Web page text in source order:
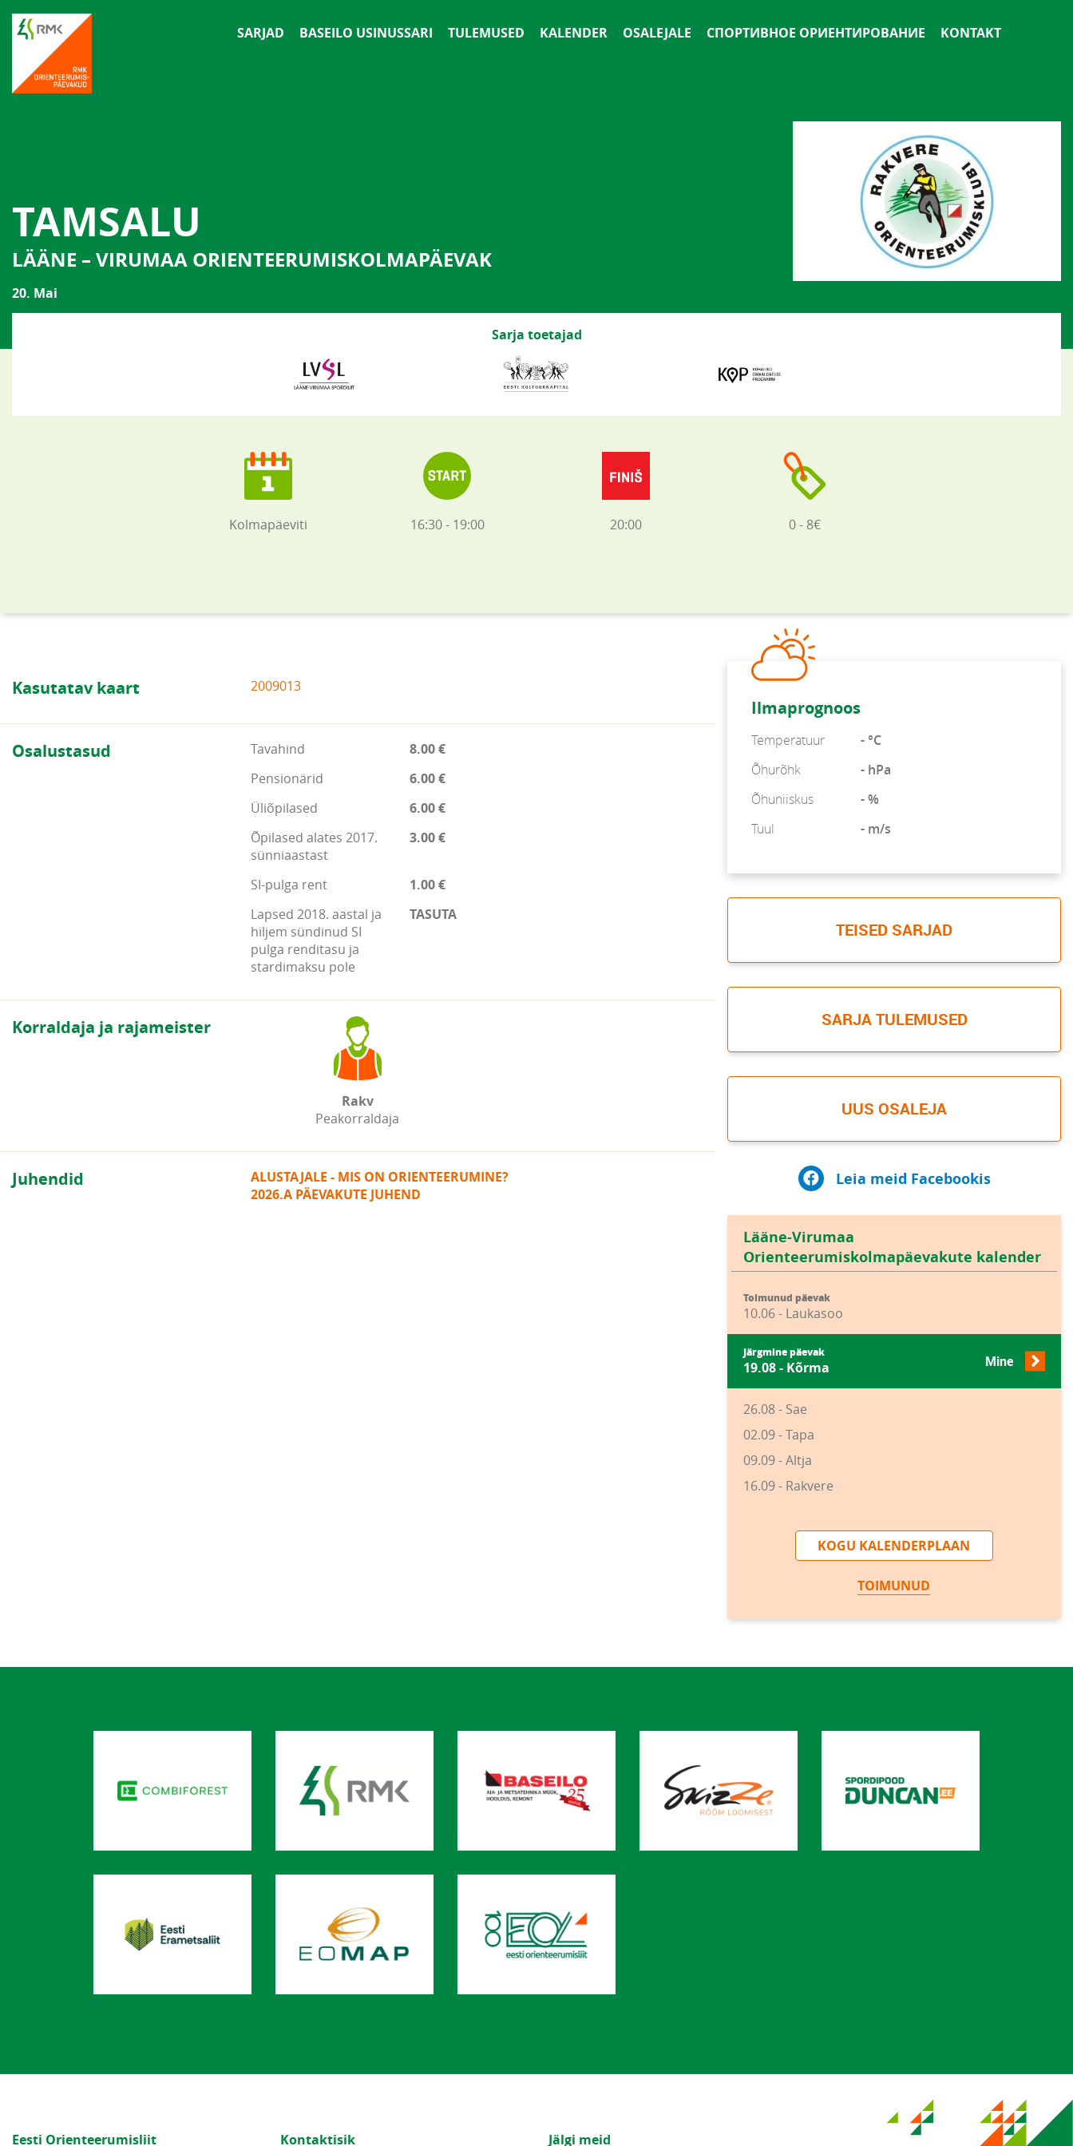
SARJAD BASEILO USINUSSARI TULEMUSED KALENDER OSALEJALE СПОРТИВНОЕ ОРИЕНТИРОВАНИЕ KONTAKT
TAMSALU
LÄÄNE – VIRUMAA ORIENTEERUMISKOLMAPÄEVAK
20. Mai
Sarja toetajad
Kolmapäeviti 16:30 - 19:00 20:00 0 - 8€
Kasutatav kaart 2009013
Osalustasud Tavahind
8.00 €
Pensionärid
6.00 €
Üliõpilased
6.00 €
Õpilased alates 2017.
sünniaastast
3.00 €
SI-pulga rent
1.00 €
Lapsed 2018. aastal ja
hiljem sündinud SI
pulga renditasu ja
stardimaksu pole
TASUTA
Korraldaja ja rajameister
Rakv
Peakorraldaja
Juhendid
ALUSTAJALE - MIS ON ORIENTEERUMINE?
2026.A PÄEVAKUTE JUHEND
Ilmaprognoos
Temperatuur
- °C
Õhurõhk
- hPa
Õhuniiskus
- %
Tuul
- m/s
TEISED SARJAD
SARJA TULEMUSED
UUS OSALEJA
Leia meid Facebookis
Lääne-Virumaa
Orienteerumiskolmapäevakute kalender
Toimunud päevak
10.06 - Laukasoo
Järgmine päevak
19.08 - Kõrma Mine
26.08 - Sae
02.09 - Tapa
09.09 - Altja
16.09 - Rakvere
KOGU KALENDERPLAAN
TOIMUNUD
Eesti Orienteerumisliit Kontaktisik Jälgi meid